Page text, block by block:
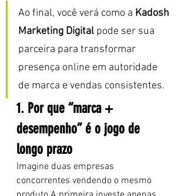
Ao final, você verá como a Kadosh
Marketing Digital pode ser sua
parceira para transformar
presença online em autoridade
de marca e vendas consistentes.
1. Por que “marca +
desempenho” é o jogo de
longo prazo
Imagine duas empresas
concorrentes vendendo o mesmo